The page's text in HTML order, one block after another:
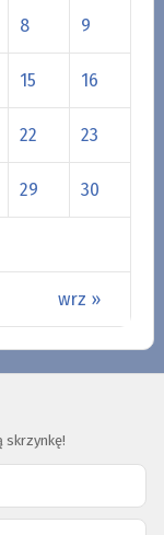
wrz »
8 9
15 16
22 23
29 30
skrzynkę!